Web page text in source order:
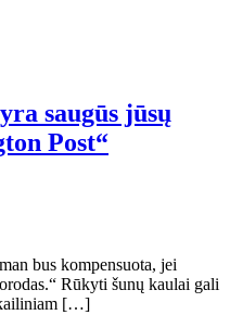
saugūs jūsų
Post“
bus kompensuota, jei
Rūkyti šunų kaulai gali
[…]